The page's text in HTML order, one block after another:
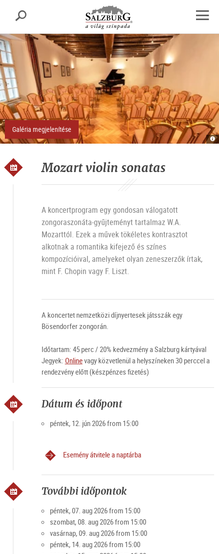
sr.skipnav.Zum
Inhalt
springen
sr.skipnav.Zum
Hauptmenü
springen
sr.skipnav.Zu
den
Kontaktinformationen
Keresés
Galéria megjelenítése
Mozart violin sonatas
A koncertprogram egy gondosan válogatott
zongoraszonáta-gyűjteményt tartalmaz W.A.
Mozarttól. Ezek a művek tökéletes kontrasztot
alkotnak a romantika kifejező és színes
kompozícióival, amelyeket olyan zeneszerzők írtak,
mint F. Chopin vagy F. Liszt.
A koncertet nemzetközi díjnyertesek játsszák egy
Bösendorfer zongorán.
Időtartam: 45 perc / 20% kedvezmény a Salzburg kártyával
Jegyek: Onlinevagy közvetlenül a helyszíneken 30 perccel a
rendezvény előtt (készpénzes fizetés)
Dátum és időpont
péntek, 12. jún 2026 from 15:00
Esemény átvitele a naptárba
További időpontok
péntek, 07. aug 2026 from 15:00
szombat, 08. aug 2026 from 15:00
vasárnap, 09. aug 2026 from 15:00
péntek, 14. aug 2026 from 15:00